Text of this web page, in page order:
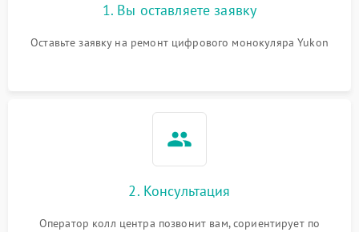
1. Вы оставляете заявку
Оставьте заявку на ремонт цифрового монокуляра Yukon
2. Консультация
Оператор колл центра позвонит вам, сориентирует по